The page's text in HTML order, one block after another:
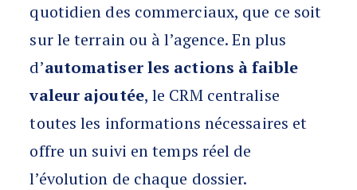
quotidien des commerciaux, que ce soit
sur le terrain ou à l’agence. En plus
d’automatiser les actions à faible
valeur ajoutée, le CRM centralise
toutes les informations nécessaires et
offre un suivi en temps réel de
l’évolution de chaque dossier.